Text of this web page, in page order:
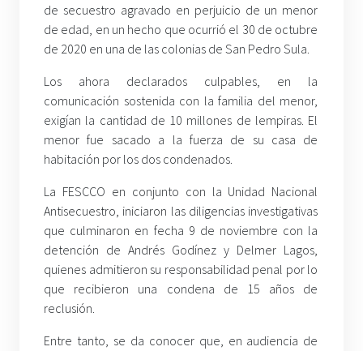
de secuestro agravado en perjuicio de un menor
de edad, en un hecho que ocurrió el 30 de octubre
de 2020 en una de las colonias de San Pedro Sula.
Los ahora declarados culpables, en la
comunicación sostenida con la familia del menor,
exigían la cantidad de 10 millones de lempiras. El
menor fue sacado a la fuerza de su casa de
habitación por los dos condenados.
La FESCCO en conjunto con la Unidad Nacional
Antisecuestro, iniciaron las diligencias investigativas
que culminaron en fecha 9 de noviembre con la
detención de Andrés Godínez y Delmer Lagos,
quienes admitieron su responsabilidad penal por lo
que recibieron una condena de 15 años de
reclusión.
Entre tanto, se da conocer que, en audiencia de